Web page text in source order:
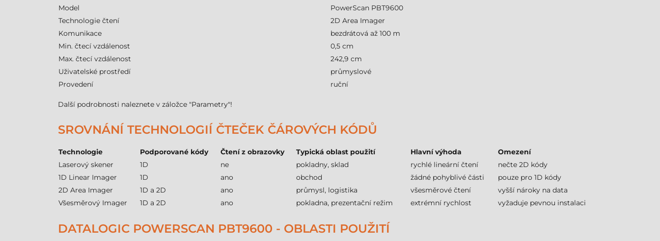
Model
PowerScan PBT9600
Technologie čtení
2D Area Imager
Komunikace
bezdrátová až 100 m
Min. čtecí vzdálenost
0,5 cm
Max. čtecí vzdálenost
242,9 cm
Uživatelské prostředí
průmyslové
Provedení
ruční
Další podrobnosti naleznete v záložce "Parametry"!
SROVNÁNÍ TECHNOLOGIÍ ČTEČEK ČÁROVÝCH KÓDŮ
Technologie Podporované kódy Čtení z obrazovky Typická oblast použití Hlavní výhoda
Omezení
Laserový skener
1D ne pokladny, sklad rychlé lineární čtení
nečte 2D kódy
1D Linear Imager
1D ano obchod žádné pohyblivé části
pouze pro 1D kódy
2D Area Imager
1D a 2D ano průmysl, logistika všesměrové čtení
vyšší nároky na data
Všesměrový Imager
1D a 2D ano pokladna, prezentační režim extrémní rychlost vyžaduje pevnou instalaci
DATALOGIC POWERSCAN PBT9600 - OBLASTI POUŽITÍ